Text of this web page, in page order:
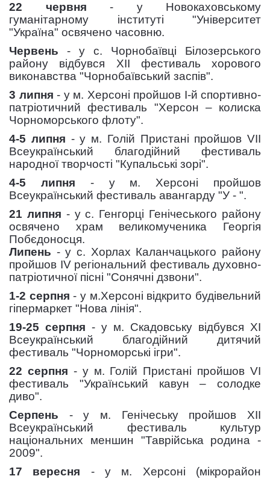
22 червня - у Новокаховському
гуманітарному інституті "Університет
"Україна" освячено часовню.
Червень - у с. Чорнобаївці Білозерського
району відбувся XII фестиваль хорового
виконавства "Чорнобаївський заспів".
3 липня - у м. Херсоні пройшов I-й спортивно-
патріотичний фестиваль "Херсон – колиска
Чорноморського флоту".
4-5 липня - у м. Голій Пристані пройшов VII
Всеукраїнський благодійний фестиваль
народної творчості "Купальські зорі".
4-5 липня - у м. Херсоні пройшов
Всеукраїнський фестиваль авангарду "У - ".
21 липня - у с. Генгорці Генічеського району
освячено храм великомученика Георгія
Побєдоносця.
Липень - у с. Хорлах Каланчацького району
пройшов IV регіональний фестиваль духовно-
патріотичної пісні "Сонячні дзвони".
1-2 серпня- у м.Херсоні відкрито будівельний
гіпермаркет "Нова лінія".
19-25 серпня - у м. Скадовську відбувся XI
Всеукраїнський благодійний дитячий
фестиваль "Чорноморські ігри".
22 серпня - у м. Голій Пристані пройшов VI
фестиваль "Український кавун – солодке
диво".
Серпень - у м. Генічеську пройшов XII
Всеукраїнський фестиваль культур
національних меншин "Таврійська родина -
2009".
17 вересня - у м. Херсоні (мікрорайон